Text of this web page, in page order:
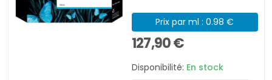
Prix par ml : 0.98 €
127,90 €
Disponibilité: En stock